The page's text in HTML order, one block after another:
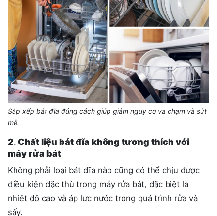
Sắp xếp bát đĩa đúng cách giúp giảm nguy cơ va chạm và sứt
mẻ.
2. Chất liệu bát đĩa không tương thích với
máy rửa bát
Không phải loại bát đĩa nào cũng có thể chịu được
điều kiện đặc thù trong máy rửa bát, đặc biệt là
nhiệt độ cao và áp lực nước trong quá trình rửa và
sấy.